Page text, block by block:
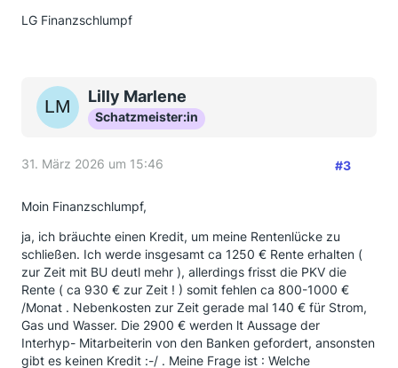
LG Finanzschlumpf
Lilly Marlene
Schatzmeister:in
31. März 2026 um 15:46 #3
Moin Finanzschlumpf,
ja, ich bräuchte einen Kredit, um meine Rentenlücke zu
schließen. Ich werde insgesamt ca 1250 € Rente erhalten (
zur Zeit mit BU deutl mehr ), allerdings frisst die PKV die
Rente ( ca 930 € zur Zeit ! ) somit fehlen ca 800-1000 €
/Monat . Nebenkosten zur Zeit gerade mal 140 € für Strom,
Gas und Wasser. Die 2900 € werden lt Aussage der
Interhyp- Mitarbeiterin von den Banken gefordert, ansonsten
gibt es keinen Kredit :-/ . Meine Frage ist : Welche